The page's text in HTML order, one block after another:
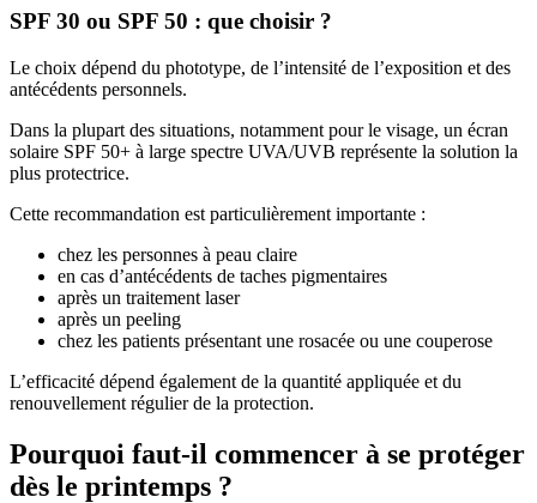
SPF 30 ou SPF 50 : que choisir ?
Le choix dépend du phototype, de l’intensité de l’exposition et des
antécédents personnels.
Dans la plupart des situations, notamment pour le visage, un écran
solaire SPF 50+ à large spectre UVA/UVB représente la solution la
plus protectrice.
Cette recommandation est particulièrement importante :
chez les personnes à peau claire
en cas d’antécédents de taches pigmentaires
après un traitement laser
après un peeling
chez les patients présentant une rosacée ou une couperose
L’efficacité dépend également de la quantité appliquée et du
renouvellement régulier de la protection.
Pourquoi faut-il commencer à se protéger
dès le printemps ?